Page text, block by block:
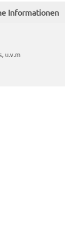
Informationen
u.v.m